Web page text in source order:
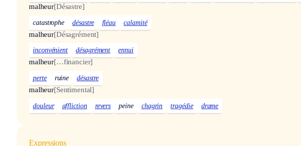
malheur[Désastre]
catastrophe désastre fléau calamité
malheur[Désagrément]
inconvénient désagrément ennui
malheur[…financier]
perte ruine désastre
malheur[Sentimental]
douleur affliction revers peine chagrin tragédie drame
Expressions